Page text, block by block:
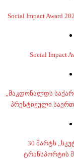
Social Impact Award
Social Impact
„მაკდონალდს
პრესტიჟული
30 მარტს
ტრანსპორტის